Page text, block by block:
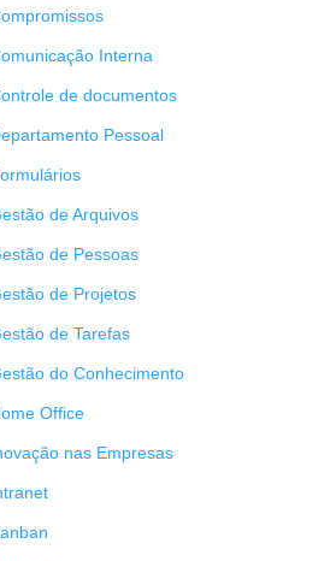
Interna
de documentos
Pessoal
de Arquivos
de Pessoas
de Projetos
de Tarefas
do Conhecimento
Office
nas Empresas